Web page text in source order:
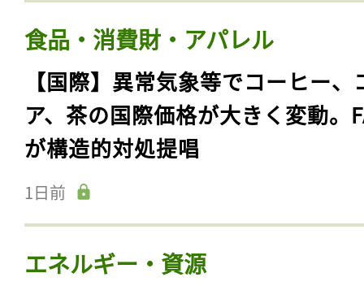
食品・消費財・アパレル
【国際】異常気象等でコーヒー、
ア、茶の国際価格が大きく変動。
が構造的対処提唱
1日前
エネルギー・資源